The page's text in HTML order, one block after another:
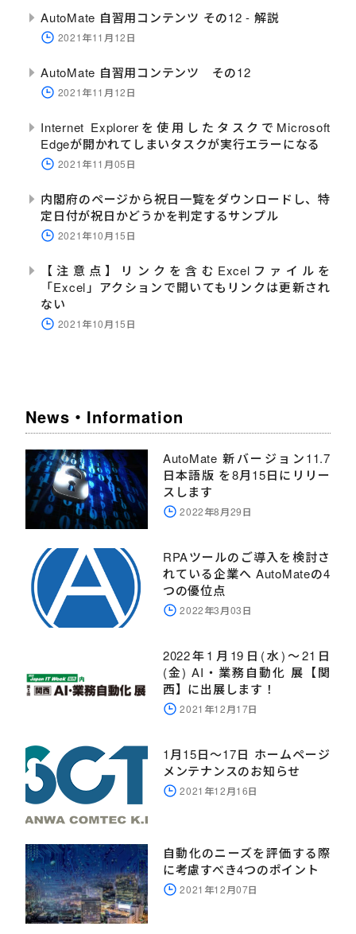
AutoMate 自習用コンテンツ その12 - 解説
2021年11月12日
AutoMate 自習用コンテンツ その12
2021年11月12日
Internet Explorerを使用したタスクでMicrosoft
Edgeが開かれてしまいタスクが実行エラーになる
2021年11月05日
内閣府のページから祝日一覧をダウンロードし、特
定日付が祝日かどうかを判定するサンプル
2021年10月15日
【注意点】リンクを含むExcelファイルを
「Excel」アクションで開いてもリンクは更新され
ない
2021年10月15日
News・Information
AutoMate 新バージョン11.7
日本語版 を8月15日にリリー
スします
2022年8月29日
RPAツールのご導入を検討さ
れている企業へ AutoMateの4
つの優位点
2022年3月03日
2022年1月19日(水)～21日
(金) AI・業務自動化 展【関
西】に出展します！
2021年12月17日
1月15日～17日 ホームページ
メンテナンスのお知らせ
2021年12月16日
自動化のニーズを評価する際
に考慮すべき4つのポイント
2021年12月07日